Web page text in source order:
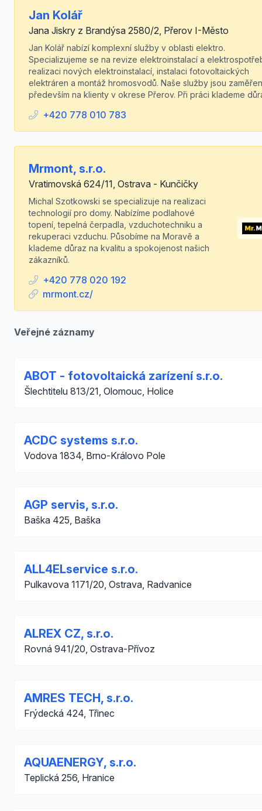
Jan Kolář
Jana Jiskry z Brandýsa 2580/2, Přerov I-Město
Jan Kolář nabízí komplexní služby v oblasti elektro.
Specializujeme se na revize elektroinstalací a
realizaci nových elektroinstalací, instalaci fotovoltaických
elektráren a montáž hromosvodů. Naše služby jsou
především na klienty v okrese Přerov. Při práci klademe
+420 778 010 783
Mrmont, s.r.o.
Vratimovská 624/11, Ostrava - Kunčičky
Michal Szotkowski se specializuje na realizaci
technologií pro domy. Nabízíme podlahové
topení, tepelná čerpadla, vzduchotechniku a
rekuperaci vzduchu. Působíme na Moravě a
klademe důraz na kvalitu a spokojenost našich
zákazníků.
+420 778 020 192
mrmont.cz/
Veřejné záznamy
ABOT - fotovoltaická zarízení s.r.o.
Šlechtitelu 813/21, Olomouc, Holice
ACDC systems s.r.o.
Vodova 1834, Brno-Královo Pole
AGP servis, s.r.o.
Baška 425, Baška
ALL4ELservice s.r.o.
Pulkavova 1171/20, Ostrava, Radvanice
ALREX CZ, s.r.o.
Rovná 941/20, Ostrava-Přívoz
AMRES TECH, s.r.o.
Frýdecká 424, Třinec
AQUAENERGY, s.r.o.
Teplická 256, Hranice